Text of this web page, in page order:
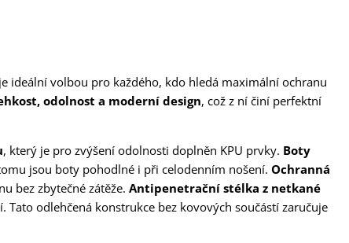
je ideální volbou pro každého, kdo hledá maximální ochranu
odolnost a moderní design, což z ní činí perfektní
, který je pro zvýšení odolnosti doplněn KPU prvky. Boty
jsou boty pohodlné i při celodenním nošení. Ochranná
bez zbytečné zátěže. Antipenetrační stélka z netkané
odlehčená konstrukce bez kovových součástí zaručuje